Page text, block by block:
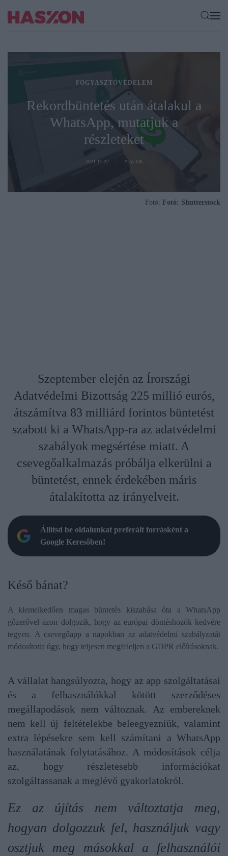
FOGYASZTÓVÉDELEM
Rekordbüntetés után átalakul a
WhatsApp, mutatjuk a
részleteket
2021-11-22 PIACOK
Fotó: Fotó: Shutterstock
Szeptember elején az Írországi
Adatvédelmi Bizottság 225 millió eurós,
átszámítva 83 milliárd forintos büntetést
szabott ki a WhatsApp-ra az adatvédelmi
szabályok megsértése miatt. A
csevegőalkalmazás próbálja elkerülni a
büntetést, ennek érdekében máris
átalakította az irányelveit.
Állítsd be oldalunkat preferált forrásként a
Google Keresőben!
Késő bánat?
A kiemelkedően magas büntetés kiszabása óta a WhatsApp
gőzerővel azon dolgozik, hogy az európai döntéshozók kedvére
tegyen. A csevegőapp a napokban az adatvédelmi szabályzatát
módosította úgy, hogy teljesen megfeleljen a GDPR előírásoknak.
A vállalat hangsúlyozta, hogy az app szolgáltatásai
és a felhasználókkal kötött szerződéses
megállapodások nem változnak. Az embereknek
nem kell új feltételekbe beleegyezniük, valamint
extra lépésekre sem kell számítani a WhatsApp
használatának folytatásához. A módosítások célja
az, hogy részletesebb információkat
szolgáltassanak a meglévő gyakorlatokról.
Ez az újítás nem változtatja meg,
hogyan dolgozzuk fel, használjuk vagy
osztjuk meg másokkal a felhasználói